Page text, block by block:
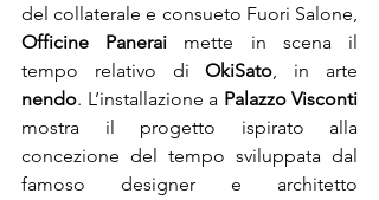
Officine Panerai mette in scena il
tempo relativo di OkiSato
nendo. L’installazione a Palazzo Visconti
mostra il progetto ispirato alla
concezione del tempo sviluppata dal
famoso designer e architetto